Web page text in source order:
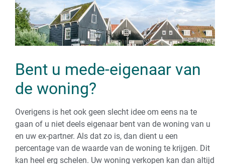
Bent u mede-eigenaar van
de woning?
Overigens is het ook geen slecht idee om eens na te
gaan of u niet deels eigenaar bent van de woning van u
en uw ex-partner. Als dat zo is, dan dient u een
percentage van de waarde van de woning te krijgen. Dit
kan heel erg schelen. Uw woning verkopen kan dan altijd